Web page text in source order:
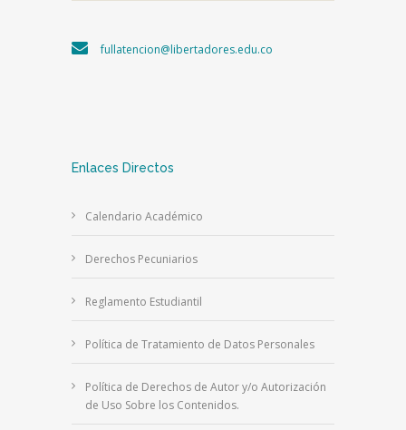
fullatencion@libertadores.edu.co
Enlaces Directos
Calendario Académico
Derechos Pecuniarios
Reglamento Estudiantil
Política de Tratamiento de Datos Personales
Política de Derechos de Autor y/o Autorización
de Uso Sobre los Contenidos.